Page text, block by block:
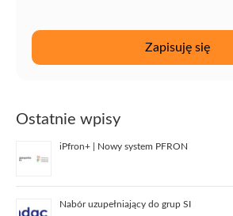
Ostatnie wpisy
iPfron+ | Nowy system PFRON
Nabór uzupełniający do grup SI